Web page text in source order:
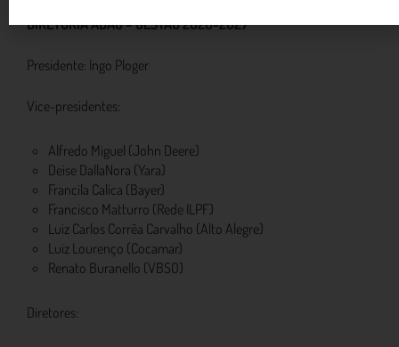
DIRETORIA ABAG – GESTÃO 2026-2027
Presidente: Ingo Ploger
Vice-presidentes:
Alfredo Miguel (John Deere)
Deise DallaNora (Yara)
Francila Calica (Bayer)
Francisco Matturro (Rede ILPF)
Luiz Carlos Corrêa Carvalho (Alto Alegre)
Luiz Lourenço (Cocamar)
Renato Buranello (VBSO)
Diretores: